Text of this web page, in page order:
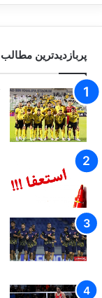
پربازدیدترین مطالب